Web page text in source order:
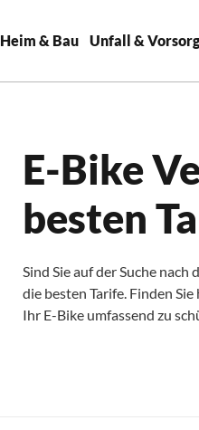
Heim & Bau Unfall &
E-Bike
besten
Sind Sie auf der Suche
die besten Tarife. Finden
Ihr E-Bike umfassend zu